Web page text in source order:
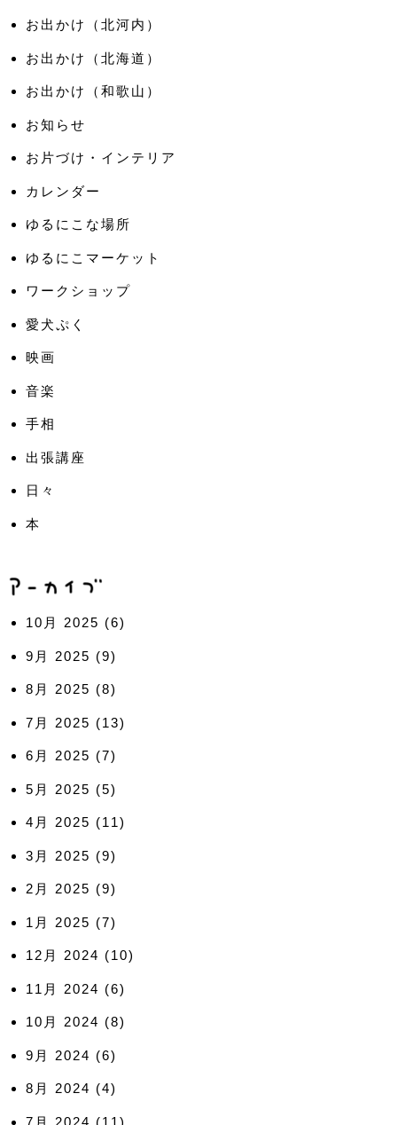
お出かけ（北河内）
お出かけ（北海道）
お出かけ（和歌山）
お知らせ
お片づけ・インテリア
カレンダー
ゆるにこな場所
ゆるにこマーケット
ワークショップ
愛犬ぷく
映画
音楽
手相
出張講座
日々
本
10月 2025 (6)
9月 2025 (9)
8月 2025 (8)
7月 2025 (13)
6月 2025 (7)
5月 2025 (5)
4月 2025 (11)
3月 2025 (9)
2月 2025 (9)
1月 2025 (7)
12月 2024 (10)
11月 2024 (6)
10月 2024 (8)
9月 2024 (6)
8月 2024 (4)
7月 2024 (11)